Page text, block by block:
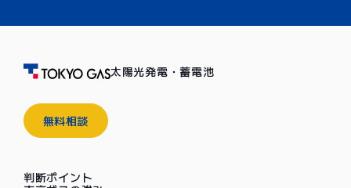
太陽光発電・蓄電池
無料相談
判断ポイント